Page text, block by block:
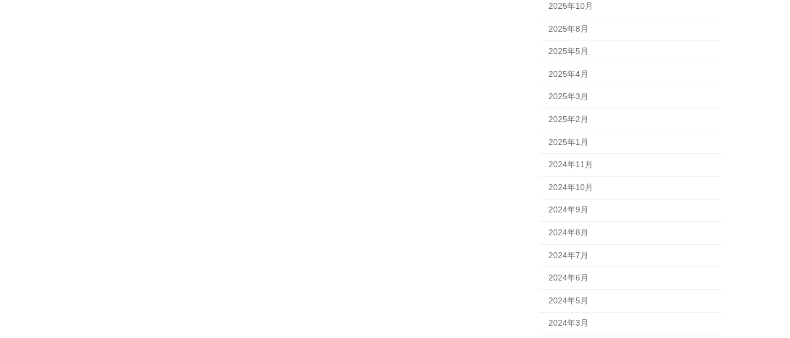
2025年10月
2025年8月
2025年5月
2025年4月
2025年3月
2025年2月
2025年1月
2024年11月
2024年10月
2024年9月
2024年8月
2024年7月
2024年6月
2024年5月
2024年3月